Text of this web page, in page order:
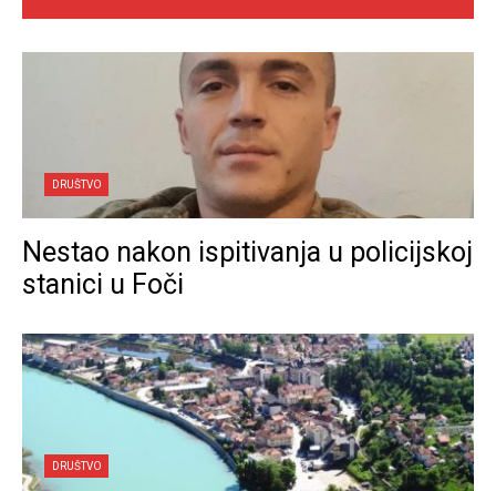
DRUŠTVO
Nestao nakon ispitivanja u policijskoj
stanici u Foči
DRUŠTVO